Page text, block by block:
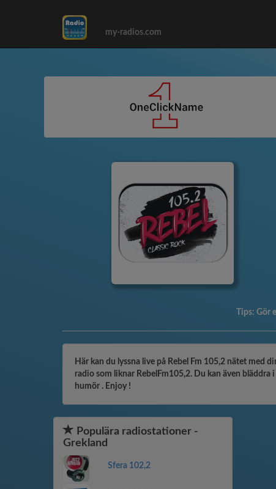
my-radios.com
Tips: Gör
Här kan du lyssna live på Rebel Fm 105,2 nätet med
radio som liknar RebelFm105,2. Du kan även
humör . Enjoy !
Populära radiostationer -
Grekland
Sfera 102,2